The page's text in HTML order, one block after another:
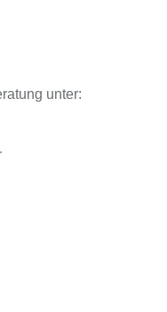
unter: